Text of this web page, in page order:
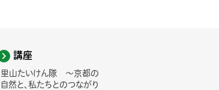
講座
里山たいけん隊 ～京都の
自然と、私たちとのつながり